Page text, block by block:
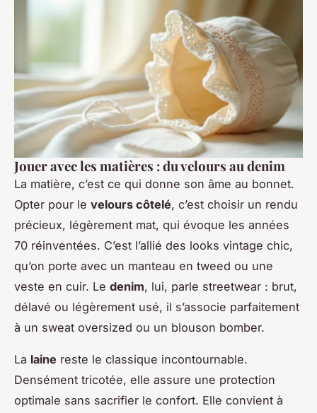
Jouer avec les matières : du velours au denim
La matière, c’est ce qui donne son âme au bonnet.
Opter pour le velours côtelé, c’est choisir un rendu
précieux, légèrement mat, qui évoque les années
70 réinventées. C’est l’allié des looks vintage chic,
qu’on porte avec un manteau en tweed ou une
veste en cuir. Le denim, lui, parle streetwear : brut,
délavé ou légèrement usé, il s’associe parfaitement
à un sweat oversized ou un blouson bomber.
La laine reste le classique incontournable.
Densément tricotée, elle assure une protection
optimale sans sacrifier le confort. Elle convient à